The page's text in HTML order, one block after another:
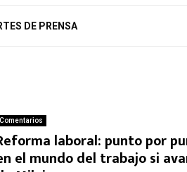
DE PRENSA
Comentarios
laboral: punto por
el mundo del trabajo si